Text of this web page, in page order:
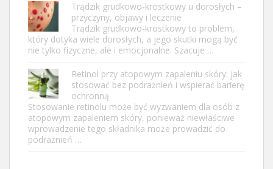
Trądzik grudkowo-krostkowy u dorosłych –
przyczyny, objawy i leczenie
Trądzik grudkowo-krostkowy to problem,
który dotyka wiele dorosłych, a jego skutki mogą być
nie tylko fizyczne, ale i emocjonalne. Szacuje …
Retinol przy atopowym zapaleniu skóry: jak
stosować bez podrażnień i wspierać barierę
ochronną
Stosowanie retinolu może być wyzwaniem dla osób z
atopowym zapaleniem skóry, ponieważ niewłaściwe
wprowadzenie tego składnika może prowadzić do
podrażnień …